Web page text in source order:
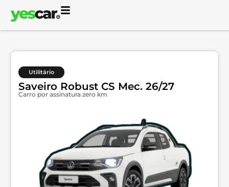
Utilitário
Saveiro Robust CS Mec. 26/27
Carro por assinatura zero km